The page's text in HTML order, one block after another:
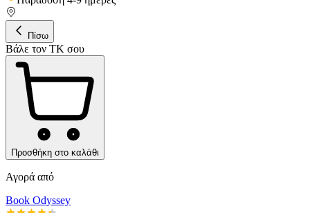
Πίσω
Βάλε τον ΤΚ σου
Προσθήκη στο καλάθι
Αγορά από
Book Odyssey